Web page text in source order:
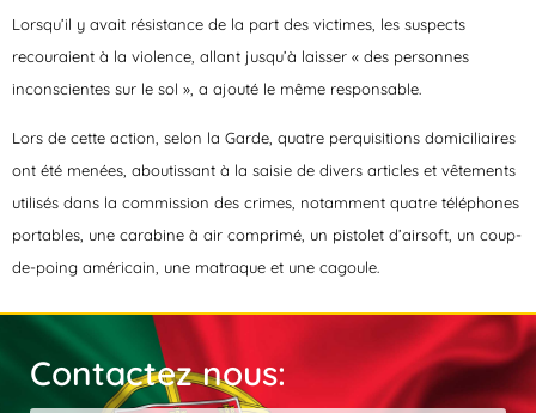
Lorsqu’il y avait résistance de la part des victimes, les suspects
recouraient à la violence, allant jusqu’à laisser « des personnes
inconscientes sur le sol », a ajouté le même responsable.
Lors de cette action, selon la Garde, quatre perquisitions domiciliaires
ont été menées, aboutissant à la saisie de divers articles et vêtements
utilisés dans la commission des crimes, notamment quatre téléphones
portables, une carabine à air comprimé, un pistolet d’airsoft, un coup-
de-poing américain, une matraque et une cagoule.
Contactez nous: